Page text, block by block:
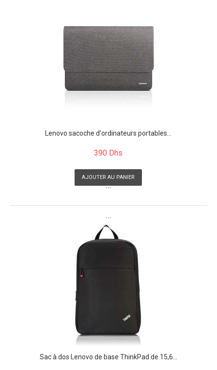
Lenovo sacoche d'ordinateurs portables...
390 Dhs
AJOUTER AU PANIER
```
```
Sac à dos Lenovo de base ThinkPad de 15,6...